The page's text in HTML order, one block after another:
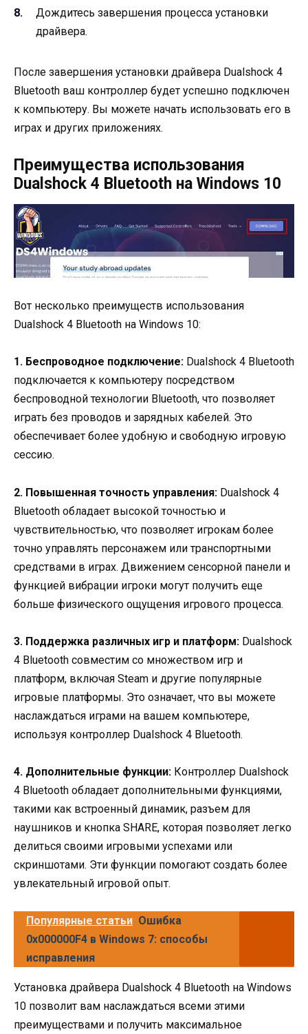
Дождитесь завершения процесса установки
драйвера.
После завершения установки драйвера Dualshock 4
Bluetooth ваш контроллер будет успешно подключен
к компьютеру. Вы можете начать использовать его в
играх и других приложениях.
Преимущества использования
Dualshock 4 Bluetooth на Windows 10
Вот несколько преимуществ использования
Dualshock 4 Bluetooth на Windows 10:
1. Беспроводное подключение: Dualshock 4 Bluetooth
подключается к компьютеру посредством
беспроводной технологии Bluetooth, что позволяет
играть без проводов и зарядных кабелей. Это
обеспечивает более удобную и свободную игровую
сессию.
2. Повышенная точность управления: Dualshock 4
Bluetooth обладает высокой точностью и
чувствительностью, что позволяет игрокам более
точно управлять персонажем или транспортными
средствами в играх. Движением сенсорной панели и
функцией вибрации игроки могут получить еще
больше физического ощущения игрового процесса.
3. Поддержка различных игр и платформ: Dualshock
4 Bluetooth совместим со множеством игр и
платформ, включая Steam и другие популярные
игровые платформы. Это означает, что вы можете
наслаждаться играми на вашем компьютере,
используя контроллер Dualshock 4 Bluetooth.
4. Дополнительные функции: Контроллер Dualshock
4 Bluetooth обладает дополнительными функциями,
такими как встроенный динамик, разъем для
наушников и кнопка SHARE, которая позволяет легко
делиться своими игровыми успехами или
скриншотами. Эти функции помогают создать более
увлекательный игровой опыт.
Популярные статьи Ошибка
0x000000F4 в Windows 7: способы
исправления
Установка драйвера Dualshock 4 Bluetooth на Windows
10 позволит вам наслаждаться всеми этими
преимуществами и получить максимальное